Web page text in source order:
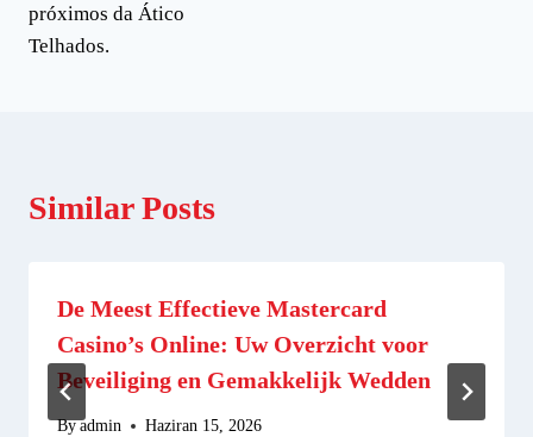
próximos da Ático
Telhados.
Similar Posts
De Meest Effectieve Mastercard
Casino’s Online: Uw Overzicht voor
Beveiliging en Gemakkelijk Wedden
By admin Haziran 15, 2026